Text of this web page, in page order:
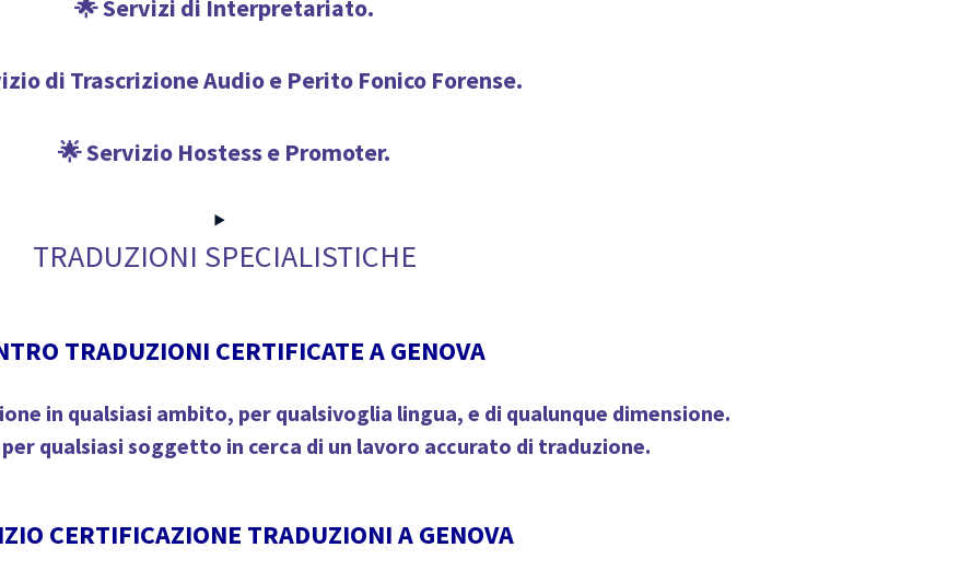
🌟 Servizi di Interpretariato.
di Trascrizione Audio e Perito Fonico Forense.
🌟 Servizio Hostess e Promoter.
TRADUZIONI SPECIALISTICHE
TRADUZIONI CERTIFICATE A GENOVA
in qualsiasi ambito, per qualsivoglia lingua, e di qualunque dimensione.
qualsiasi soggetto in cerca di un lavoro accurato di traduzione.
CERTIFICAZIONE TRADUZIONI A GENOVA